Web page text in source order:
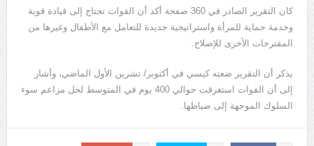
كان التقرير الصادر في 360 صفحة أكد أن القوات تحتاج إلى قيادة قوية
وخدمة حماية للمرأة واستراتيجية جديدة للتعامل مع الأطفال وغيرها من
المقترحات الأخرى للإصلاح.
يذكر أن التقرير ضعته كيسي في أكتوبر/ تشرين الأول الماضي، وأشار
إلى أن القوات استغرقت حوالي 400 يوم في المتوسط لحل مزاعم سوء
السلوك الموجهة إلى ضباطها.